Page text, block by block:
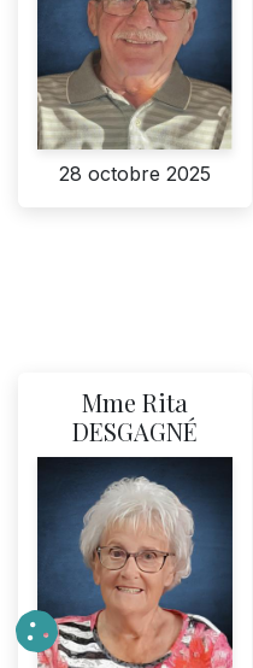
28 octobre 2025
Mme Rita
DESGAGNÉ